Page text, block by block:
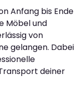
Anfang bis Ende
Möbel und
von
gelangen. Dabei
deiner